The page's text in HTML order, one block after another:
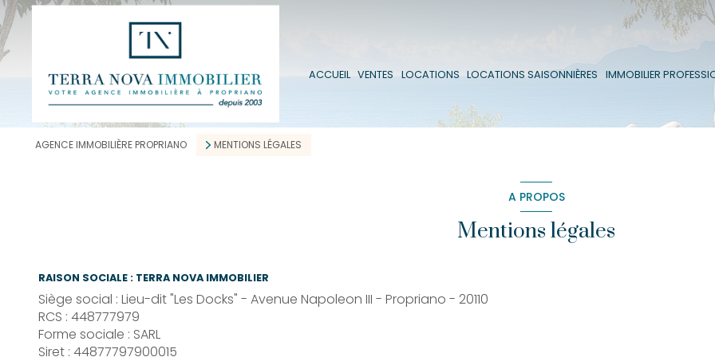
ACCUEIL VENTES LOCATIONS LOCATIONS SAISONNIÈRES IMMOBILIER
VENTES
AGENCE IMMOBILIÈRE PROPRIANO MENTIONS LÉGALES
A PROPOS
Mentions légales
RAISON SOCIALE : TERRA NOVA IMMOBILIER
Siège social : Lieu-dit "Les Docks" - Avenue Napoleon III - Propriano - 20110
RCS : 448777979
Forme sociale : SARL
Siret : 44877797900015